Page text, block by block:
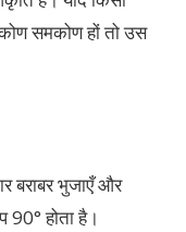
कोण समकोण हों तो उस
बराबर भुजाएँ और
90° होता है।